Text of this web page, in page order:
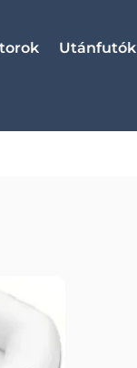
Utánfutók